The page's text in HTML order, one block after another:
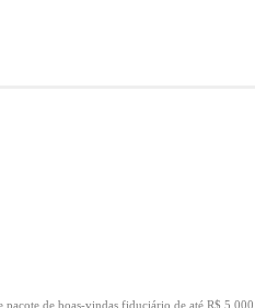
de boas-vindas fiduciário de até R$ 5.000.